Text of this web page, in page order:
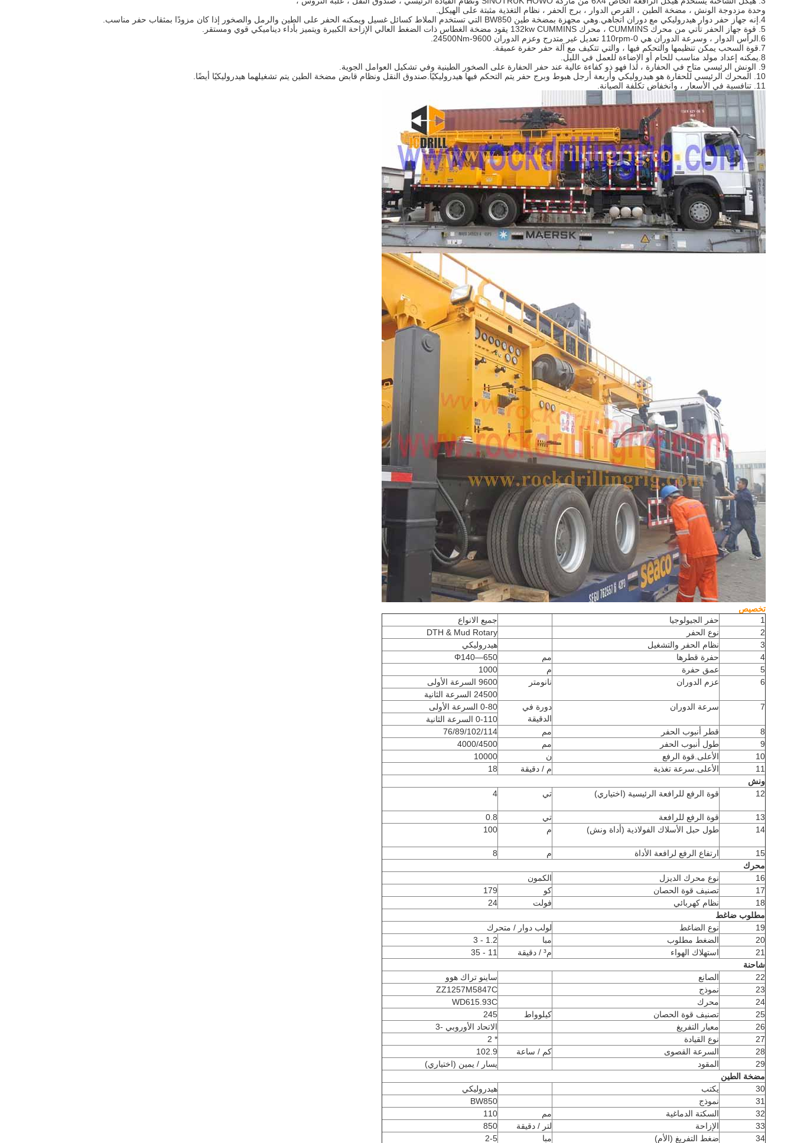
وحدة مزدوجة الونش ، مضخة الطين ، القرص الدوار ، برج الحفر ، نظام التغذية مثبتة على الهيكل.
4.إنه جهاز حفر دوار هيدروليكي مع دوران اتجاهي.وهي مجهزة بمضخة طين BW850 التي تستخدم الملاط كسائل غسيل ويمكنه الحفر على الطين والرمل والصخور إذا كان مزودًا بمثقاب حفر مناسب.
5. قوة جهاز الحفر تأتي من محرك CUMMINS ، محرك 132kw CUMMINS يقود مضخة الغطاس ذات الضغط العالي الإزاحة الكبيرة ويتميز بأداء ديناميكي قوي ومستقر.
6.الرأس الدوار ، وسرعة الدوران هي 0-110rpm تعديل غير متدرج وعزم الدوران 9600-24500Nm.
7.قوة السحب يمكن تنظيمها والتحكم فيها ، والتي تتكيف مع آلة حفر حفرة عميقة.
8.يمكنه إعداد مولد مناسب للحام أو الإضاءة للعمل في الليل.
9. الونش الرئيسي متاح في الحفارة ، لذا فهو ذو كفاءة عالية عند حفر الحفارة على الصخور الطينية وفي تشكيل العوامل الجوية.
10. المحرك الرئيسي للحفارة هو هيدروليكي وأربعة أرجل هبوط وبرج حفر يتم التحكم فيها هيدروليكيًا.صندوق النقل ونظام قابض مضخة الطين يتم تشغيلهما هيدروليكيًا أيضًا.
11. تنافسية في الأسعار ، وانخفاض تكلفة الصيانة.
تخصيص
1
حفر الجيولوجيا
جميع الانواع
2
نوع الحفر
DTH & Mud Rotary
3
نظام الحفر والتشغيل
هيدروليكي
4
حفرة قطرها مم
Φ140—650
5
عمق حفرة م
1000
6
عزم الدوران نانومتر
9600 السرعة الأولى
24500 السرعة الثانية
7
سرعة الدوران
دورة في
الدقيقة
0-80 السرعة الأولى
0-110 السرعة الثانية
8
قطر أنبوب الحفر مم
76/89/102/114
9
طول أنبوب الحفر مم
4000/4500
10
الأعلى.قوة الرفع ن
10000
11
الأعلى.سرعة تغذية م / دقيقة
18
ونش
12
قوة الرفع للرافعة الرئيسية (اختياري) تي 4
13 قوة الرفع للرافعة تي
0.8
14
طول حبل الأسلاك الفولاذية (أداة ونش) م 100
15 ارتفاع الرفع لرافعة الأداة م
8
محرك
16
نوع محرك الديزل
الكمون
17
تصنيف قوة الحصان كو
179
18
نظام كهربائي فولت
24
مطلوب ضاغط
19
نوع الضاغط
لولب دوار / متحرك
20
الضغط مطلوب مبا
1.2 - 3
21
استهلاك الهواء م³ / دقيقة
11 - 35
شاحنة
22
الصانع
ساينو تراك هوو
23
نموذج
ZZ1257M5847C
24
محرك
WD615.93C
25
تصنيف قوة الحصان كيلوواط
245
26
معيار التفريغ
الاتحاد الأوروبي -3
27
نوع القيادة
* 2
28
السرعة القصوى كم / ساعة
102.9
29
المقود
يسار / يمين (اختياري)
مضخة الطين
30
يكتب
هيدروليكي
31
نموذج
BW850
32
السكتة الدماغية مم
110
33
الإزاحة لتر / دقيقة
850
34
ضغط التفريغ (الأم) مبا 2-5